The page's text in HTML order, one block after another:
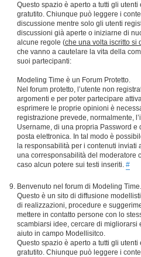
Questo spazio è aperto a tutti gli utenti
gratutito. Chiunque può leggere i
discussione mentre solo gli utenti
discussioni già aperte o iniziarne di
alcune regole (che una volta iscritto si
che vanno a cautelare la vita della
suoi partecipanti:
Modeling Time è un Forum Protetto.
Nel forum protetto, l’utente non
argomenti e per poter partecipare
esprimere le proprie opinioni è
registrazione prevede, normalmente,
Username, di una propria Password e
posta elettronica. In tal modo è
la responsabilità per i contenuti inviati
una corresponsabilità del moderatore
caso alcun potere sui testi inseriti. #
Benvenuto nel forum di Modeling Time.
Questo è un sito di diffusione
di realizzazioni, procedure e
mettere in contatto persone con lo
scambiarsi idee, cercare di migliorarsi
aiuto in campo Modellisitco.
Questo spazio è aperto a tutti gli utenti
gratutito. Chiunque può leggere i